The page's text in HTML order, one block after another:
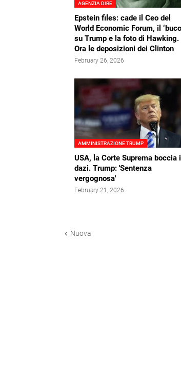
AGENZIA DIRE
Epstein files: cade il Ceo del
World Economic Forum, il
su Trump e la foto di Hawking.
Ora le deposizioni dei Clinton
February 26, 2026
AMMINISTRAZIONE TRUMP
USA, la Corte Suprema boccia i
dazi. Trump: 'Sentenza
vergognosa'
February 21, 2026
Nuova